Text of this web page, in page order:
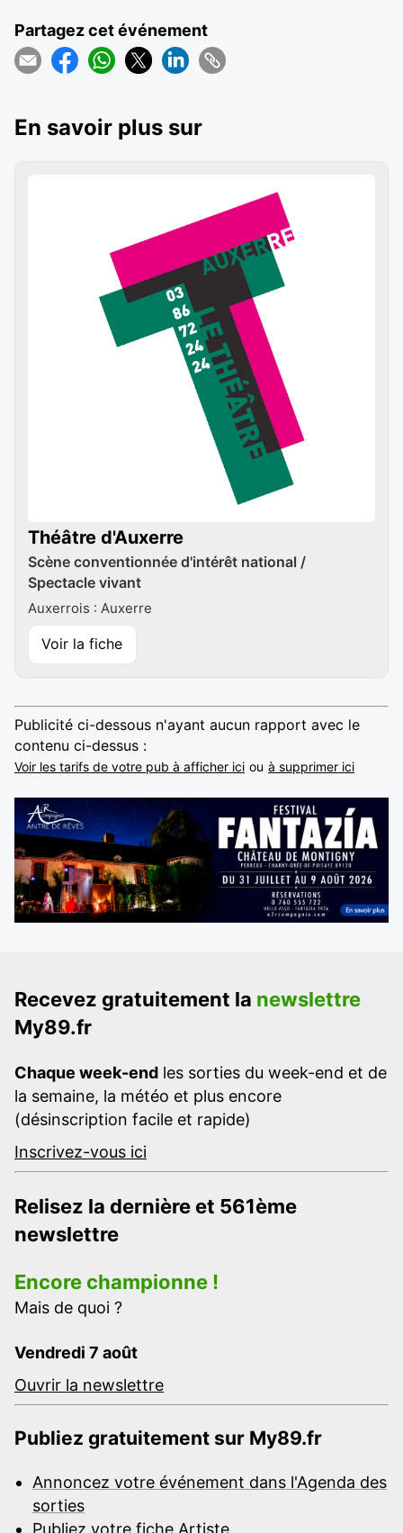
Partagez cet événement
En savoir plus sur
Théâtre d'Auxerre
Scène conventionnée d'intérêt national /
Spectacle vivant
Auxerrois : Auxerre
Voir la fiche
Publicité ci-dessous n'ayant aucun rapport avec le
contenu ci-dessus :
Voir les tarifs de votre pub à afficher ici ou à supprimer ici
Recevez gratuitement la newslettre
My89.fr
Chaque week-end les sorties du week-end et de
la semaine, la météo et plus encore
(désinscription facile et rapide)
Inscrivez-vous ici
Relisez la dernière et 561ème
newslettre
Encore championne !
Mais de quoi ?
Vendredi 7 août
Ouvrir la newslettre
Publiez gratuitement sur My89.fr
Annoncez votre événement dans l'Agenda des
sorties
Publiez votre fiche Artiste